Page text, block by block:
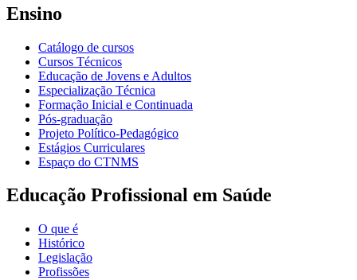
Ensino
Catálogo de cursos
Cursos Técnicos
Educação de Jovens e Adultos
Especialização Técnica
Formação Inicial e Continuada
Pós-graduação
Projeto Político-Pedagógico
Estágios Curriculares
Espaço do CTNMS
Educação Profissional em Saúde
O que é
Histórico
Legislação
Profissões